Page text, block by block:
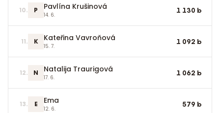
10. P Pavlína Krušinová
14. 6.
1 130 b
11. K Kateřina Vavroňová
15. 7.
1 092 b
12. N Natalija Traurigová
17. 6.
1 062 b
13. E Ema
12. 6.
579 b